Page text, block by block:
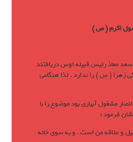
اکرم ( ص )
سعد معاذ رئيس قبيله اوس دريافتند
( س ) را ندارد . لذا هنگامی
مشغول آبياری بود موضوع را با
فرمود :
و علاقه من است . و به سوی خانه